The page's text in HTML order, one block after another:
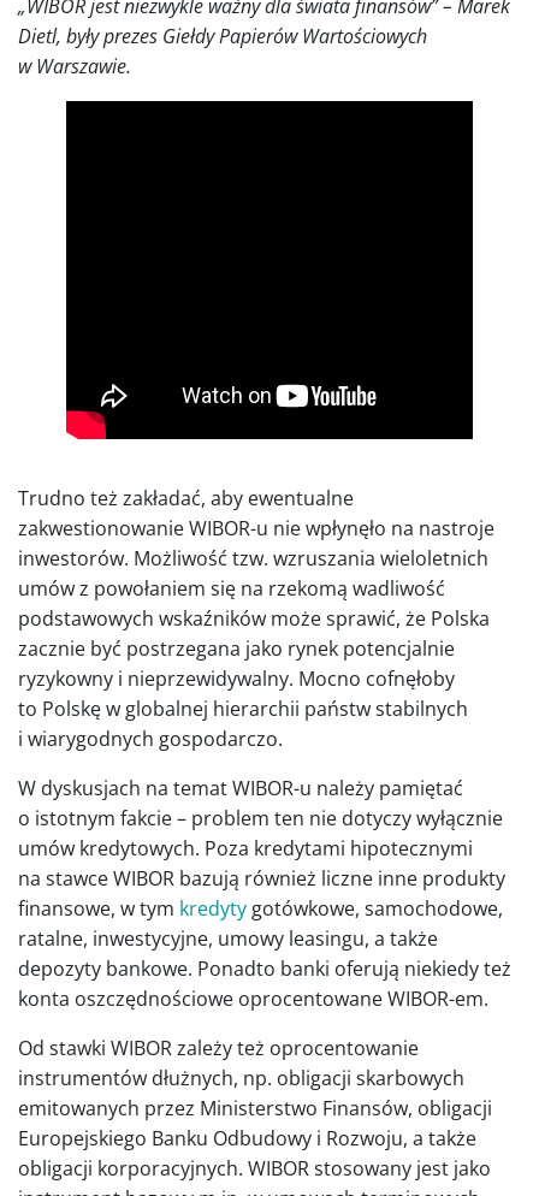
„WIBOR jest niezwykle ważny dla świata finansów” – Marek
Dietl, były prezes Giełdy Papierów Wartościowych
w Warszawie.
Trudno też zakładać, aby ewentualne
zakwestionowanie WIBOR-u nie wpłynęło na nastroje
inwestorów. Możliwość tzw. wzruszania wieloletnich
umów z powołaniem się na rzekomą wadliwość
podstawowych wskaźników może sprawić, że Polska
zacznie być postrzegana jako rynek potencjalnie
ryzykowny i nieprzewidywalny. Mocno cofnęłoby
to Polskę w globalnej hierarchii państw stabilnych
i wiarygodnych gospodarczo.
W dyskusjach na temat WIBOR-u należy pamiętać
o istotnym fakcie – problem ten nie dotyczy wyłącznie
umów kredytowych. Poza kredytami hipotecznymi
na stawce WIBOR bazują również liczne inne produkty
finansowe, w tym kredyty gotówkowe, samochodowe,
ratalne, inwestycyjne, umowy leasingu, a także
depozyty bankowe. Ponadto banki oferują niekiedy też
konta oszczędnościowe oprocentowane WIBOR-em.
Od stawki WIBOR zależy też oprocentowanie
instrumentów dłużnych, np. obligacji skarbowych
emitowanych przez Ministerstwo Finansów, obligacji
Europejskiego Banku Odbudowy i Rozwoju, a także
obligacji korporacyjnych. WIBOR stosowany jest jako